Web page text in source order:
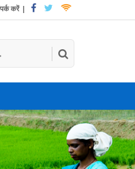
करें|